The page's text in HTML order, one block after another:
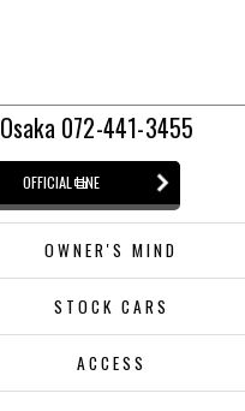
Osaka 072-441-3455
OFFICIAL LINE
OWNER'S MIND
STOCK CARS
ACCESS